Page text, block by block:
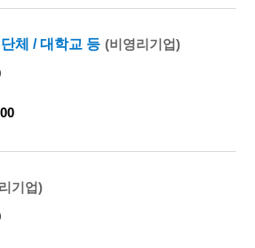
체 / 대학교 등 (비영리기업)
기업)